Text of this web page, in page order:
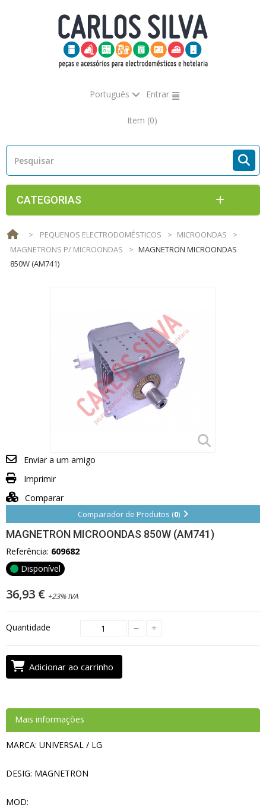
Português Entrar
Item (0)
CATEGORIAS
> PEQUENOS ELECTRODOMÉSTICOS > MICROONDAS
>
MAGNETRONS P/ MICROONDAS
> MAGNETRON MICROONDAS
850W (AM741)
Enviar a um amigo
Imprimir
Comparar
Comparador de Produtos (0)
MAGNETRON MICROONDAS 850W (AM741)
Referência: 609682
Disponível
36,93 € +23% IVA
Quantidade
Adicionar ao carrinho
Mais informações
MARCA: UNIVERSAL / LG
DESIG: MAGNETRON
MOD: